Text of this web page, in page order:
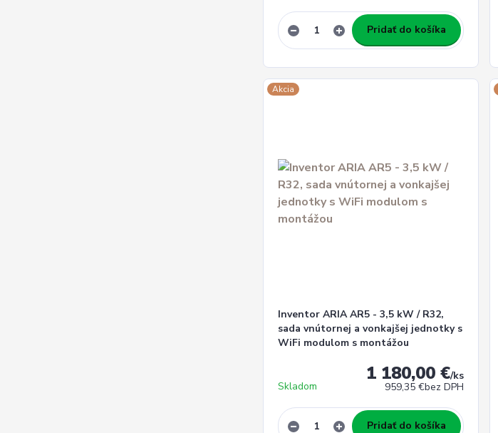
Pridať do košíka
Akcia
Inventor ARIA AR5 - 3,5 kW / R32,
sada vnútornej a vonkajšej jednotky s
WiFi modulom s montážou
1 180,00 €/ks
959,35 €bez DPH
Skladom
Pridať do košíka